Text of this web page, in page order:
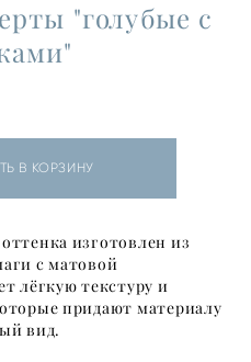
"голубые с
В КОРЗИНУ
изготовлен из
с матовой
лёгкую текстуру и
придают материалу
вид.